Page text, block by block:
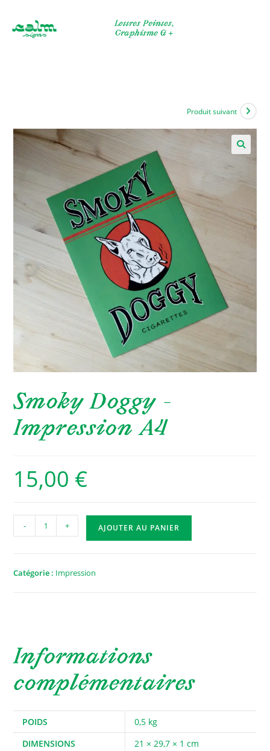
content
Lettres Peintes,
Graphisme & +
Produit suivant
Smoky Doggy –
Impression A4
15,00 €
quantité
de
Doggy
- + AJOUTER AU PANIER
Catégorie : Impression
Informations
complémentaires
POIDS
0,5 kg
DIMENSIONS
21 × 29,7 × 1 cm